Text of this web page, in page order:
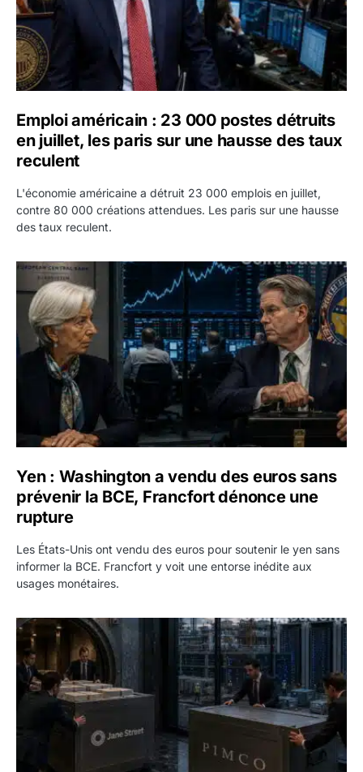
Emploi américain : 23 000 postes détruits
en juillet, les paris sur une hausse des taux
reculent
L'économie américaine a détruit 23 000 emplois en juillet,
contre 80 000 créations attendues. Les paris sur une hausse
des taux reculent.
Yen : Washington a vendu des euros sans prévenir la
Yen : Washington a vendu des euros sans
prévenir la BCE, Francfort dénonce une
rupture
Les États-Unis ont vendu des euros pour soutenir le yen sans
informer la BCE. Francfort y voit une entorse inédite aux
usages monétaires.
Jane Street négocie le transfert de 11 milliards de